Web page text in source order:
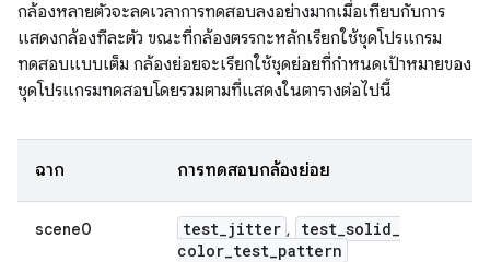
กล้องหลายตัวจะลดเวลาการทดสอบลงอย่างมากเมื่อเทียบกับการ
แสดงกล้องทีละตัว ขณะที่กล้องตรรกะหลักเรียกใช้ชุดโปรแกรม
ทดสอบแบบเต็ม กล้องย่อยจะเรียกใช้ชุดย่อยที่กำหนดเป้าหมายของ
ชุดโปรแกรมทดสอบโดยรวมตามที่แสดงในตารางต่อไปนี้
ฉาก การทดสอบกล้องย่อย
scene0 test_jitter , test_solid_
color_test_pattern